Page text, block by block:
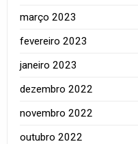
março 2023
fevereiro 2023
janeiro 2023
dezembro 2022
novembro 2022
outubro 2022